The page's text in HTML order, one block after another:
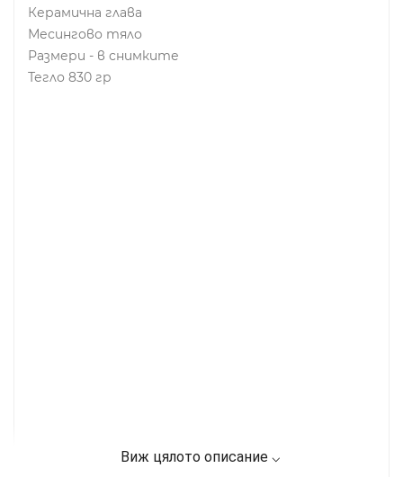
Керамична глава
Месингово тяло
Размери - в снимките
Тегло 830 гр